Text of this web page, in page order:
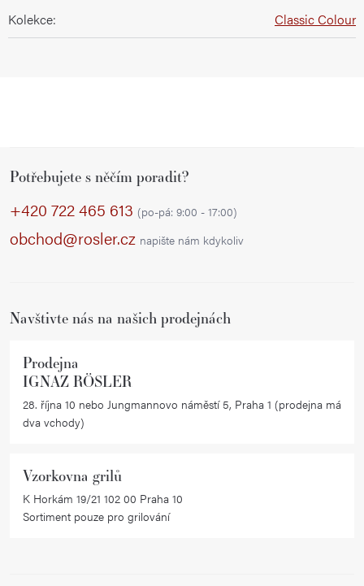
Kolekce: Classic Colour
Potřebujete s něčím poradit?
+420 722 465 613 (po-pá: 9:00 - 17:00)
obchod@rosler.cz napište nám kdykoliv
Navštivte nás na našich prodejnách
Prodejna
IGNAZ RÖSLER
28. října 10 nebo Jungmannovo náměstí 5, Praha 1 (prodejna má
dva vchody)
Vzorkovna grilů
K Horkám 19/21 102 00 Praha 10
Sortiment pouze pro grilování